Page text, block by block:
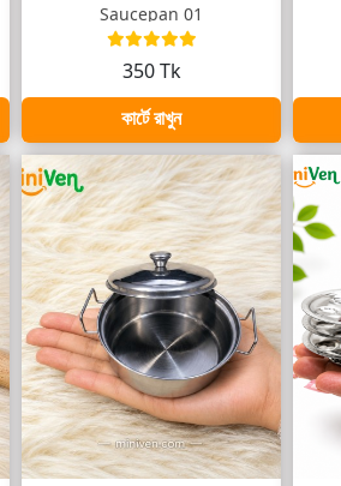
Saucepan 01
350 Tk
কার্টে রাখুন